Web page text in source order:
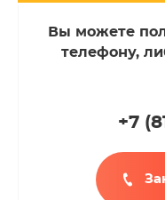
Вы можете
телефону,
+7